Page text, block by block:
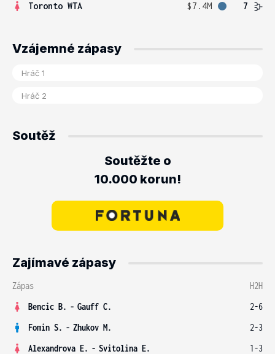
Toronto WTA
$7.4M 7
Vzájemné zápasy
Soutěž
Soutěžte o
10.000 korun!
Zajímavé zápasy
Zápas
H2H
Bencic B. - Gauff C.
2-6
Fomin S. - Zhukov M.
2-3
Alexandrova E. - Svitolina E.
1-3